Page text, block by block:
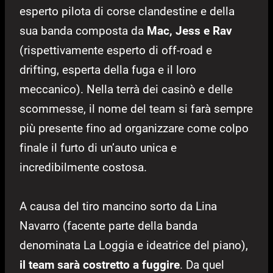
esperto pilota di corse clandestine e della
sua banda composta da Mac, Jess e Rav
(rispettivamente esperto di off-road e
drifting, esperta della fuga e il loro
meccanico). Nella terrà dei casinò e delle
scommesse, il nome del team si farà sempre
più presente fino ad organizzare come colpo
finale il furto di un’auto unica e
incredibilmente costosa.
A causa del tiro mancino sorto da Lina
Navarro (facente parte della banda
denominata La Loggia e ideatrice del piano),
il team sarà costretto a fuggire. Da quel